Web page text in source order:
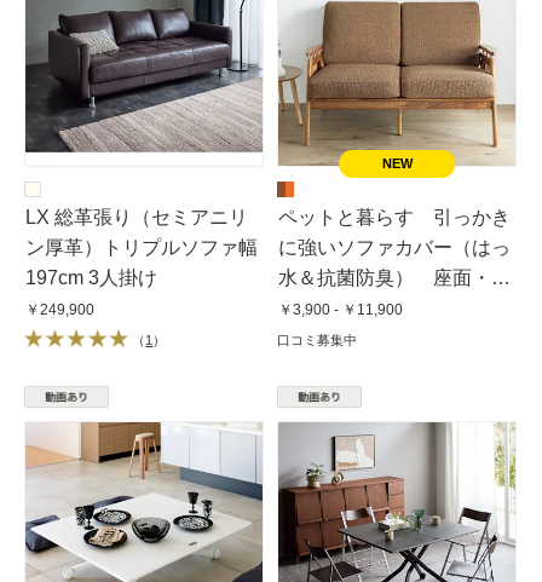
LX 総革張り（セミアニリ
ン厚革）トリプルソファ幅
197cm 3人掛け
￥249,900
（ 1 ）
ペットと暮らす 引っかき
に強いソファカバー（はっ
水＆抗菌防臭） 座面・背
もたれ兼用カバー
￥3,900 - ￥11,900
口コミ募集中